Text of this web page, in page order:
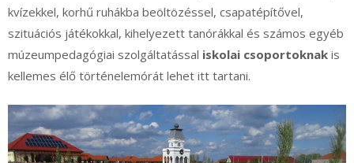
kvízekkel, korhű ruhákba beöltözéssel, csapatépítővel,
szituációs játékokkal, kihelyezett tanórákkal és számos egyéb
múzeumpedagógiai szolgáltatással iskolai csoportoknak is
kellemes élő történelemórát lehet itt tartani.